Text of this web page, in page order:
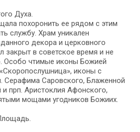
Духа.
похоронить ее рядом с этим
службу. Храм уникален
декора и церковного
закрыт в советское время и не
Особо чтимые иконы Божией
иконы с
Серафима Саровского, Блаженной
прп. Аристоклия Афонского,
мощами угодников Божиих.